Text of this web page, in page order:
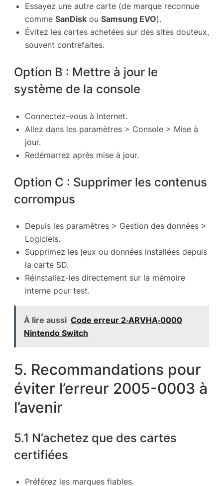
Essayez une autre carte (de marque reconnue
comme SanDisk ou Samsung EVO).
Évitez les cartes achetées sur des sites douteux,
souvent contrefaites.
Option B : Mettre à jour le
système de la console
Connectez-vous à Internet.
Allez dans les paramètres > Console > Mise à
jour.
Redémarrez après mise à jour.
Option C : Supprimer les contenus
corrompus
Depuis les paramètres > Gestion des données >
Logiciels.
Supprimez les jeux ou données installées depuis
la carte SD.
Réinstallez-les directement sur la mémoire
interne pour test.
À lire aussi Code erreur 2‑ARVHA‑0000
Nintendo Switch
5. Recommandations pour
éviter l’erreur 2005-0003 à
l’avenir
5.1 N’achetez que des cartes
certifiées
Préférez les marques fiables.